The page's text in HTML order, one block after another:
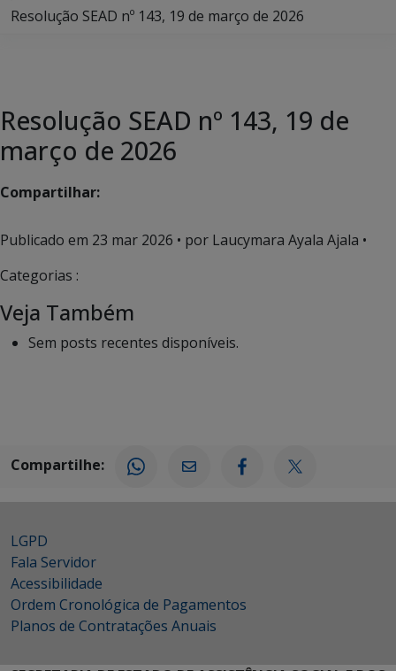
Resolução SEAD nº 143, 19 de março de 2026
Resolução SEAD nº 143, 19 de
março de 2026
Compartilhar:
Publicado em 23 mar 2026 • por Laucymara Ayala Ajala •
Categorias :
Veja Também
Sem posts recentes disponíveis.
Compartilhe:
LGPD
Fala Servidor
Acessibilidade
Ordem Cronológica de Pagamentos
Planos de Contratações Anuais